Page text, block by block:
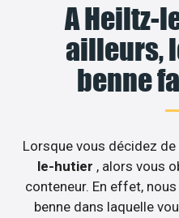
A Heiltz-
ailleurs,
benne
Lorsque vous décidez de
le-hutier , alors vous
conteneur. En effet,
benne dans laquelle